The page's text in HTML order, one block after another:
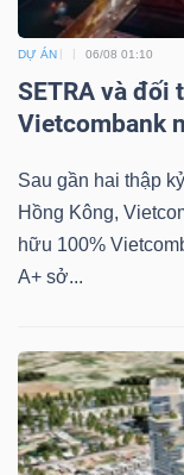
DỰ ÁN 06/08 01:10
SETRA và đối
Vietcombank
Sau gần hai thập
Hồng Kông,
hữu 100%
A+ sở...